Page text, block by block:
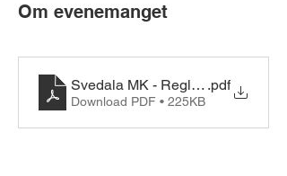
Om evenemanget
Svedala MK - Regler Träning o
.pdf
Download PDF • 225KB